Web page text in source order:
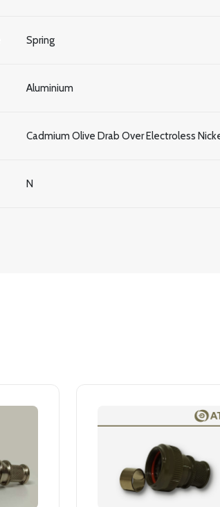
Spring
Aluminium
Cadmium Olive Drab Over Electroless
N